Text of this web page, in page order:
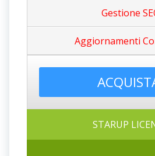
Gestione
Aggiornamenti
STARUP